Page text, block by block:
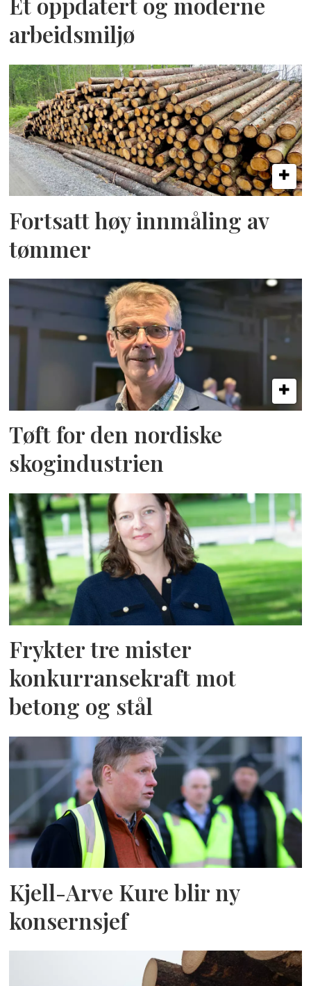
arbeidsmiljø
Fortsatt høy innmåling av
tømmer
Tøft for den nordiske
skogindustrien
Frykter tre mister
konkurransekraft mot
betong og stål
Kjell-Arve Kure blir ny
konsernsjef